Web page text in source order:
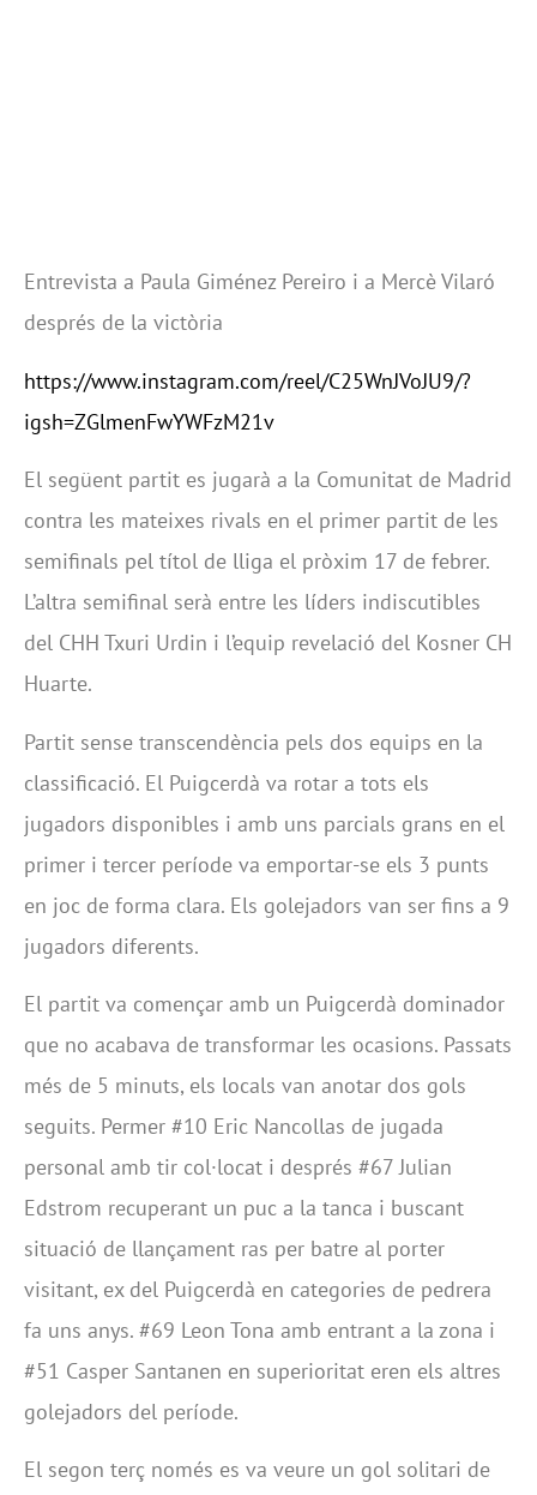
Entrevista a Paula Giménez Pereiro i a Mercè Vilaró
després de la victòria
https://www.instagram.com/reel/C25WnJVoJU9/?
igsh=ZGlmenFwYWFzM21v
El següent partit es jugarà a la Comunitat de Madrid
contra les mateixes rivals en el primer partit de les
semifinals pel títol de lliga el pròxim 17 de febrer.
L’altra semifinal serà entre les líders indiscutibles
del CHH Txuri Urdin i l’equip revelació del Kosner CH
Huarte.
Partit sense transcendència pels dos equips en la
classificació. El Puigcerdà va rotar a tots els
jugadors disponibles i amb uns parcials grans en el
primer i tercer període va emportar-se els 3 punts
en joc de forma clara. Els golejadors van ser fins a 9
jugadors diferents.
El partit va començar amb un Puigcerdà dominador
que no acabava de transformar les ocasions. Passats
més de 5 minuts, els locals van anotar dos gols
seguits. Permer #10 Eric Nancollas de jugada
personal amb tir col·locat i després #67 Julian
Edstrom recuperant un puc a la tanca i buscant
situació de llançament ras per batre al porter
visitant, ex del Puigcerdà en categories de pedrera
fa uns anys. #69 Leon Tona amb entrant a la zona i
#51 Casper Santanen en superioritat eren els altres
golejadors del període.
El segon terç només es va veure un gol solitari de